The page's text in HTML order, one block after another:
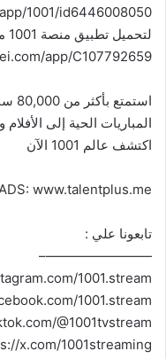
1001/id6446008050
لتحميل تطبيق منصة 1001 مباشرة لأجهزة هواوي :
app/C107792659
المباريات الحية إلى
اكتشف عالم 1001 الآن
www.talentplus.me
تابعونا علي :
————————–
1001.stream/
1001.stream
@1001tvstream
x.com/1001streaming